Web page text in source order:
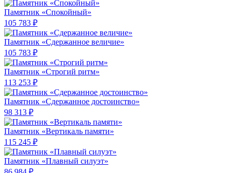
Памятник «Спокойный»
105 783 ₽
Памятник «Сдержанное величие»
105 783 ₽
Памятник «Строгий ритм»
113 253 ₽
Памятник «Сдержанное достоинство»
98 313 ₽
Памятник «Вертикаль памяти»
115 245 ₽
Памятник «Плавный силуэт»